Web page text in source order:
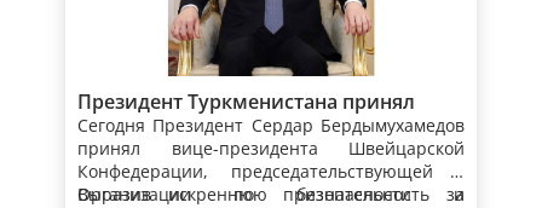
Президент Туркменистана принял
вице-президента, главу Федерального
департамента иностранных дел
Швейцарской Конфедерации
Сегодня Президент Сердар Бердымухамедов
принял вице-президента Швейцарской
Конфедерации, председательствующей в
Организации по безопасности и
Выразив искреннюю признательность за